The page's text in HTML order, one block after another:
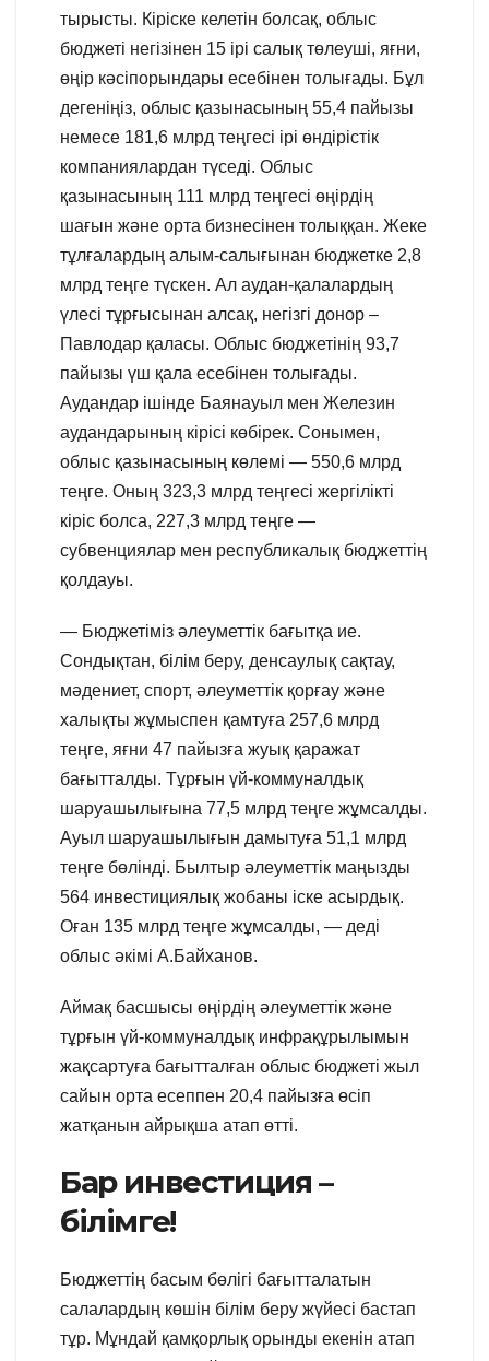
тырысты. Кіріске келетін болсақ, облыс
бюджеті негізінен 15 ірі салық төлеуші, яғни,
өңір кәсіпорындары есебінен толығады. Бұл
дегеніңіз, облыс қазынасының 55,4 пайызы
немесе 181,6 млрд теңгесі ірі өндірістік
компаниялардан түседі. Облыс
қазынасының 111 млрд теңгесі өңірдің
шағын және орта бизнесінен толыққан. Жеке
тұлғалардың алым-салығынан бюджетке 2,8
млрд теңге түскен. Ал аудан-қалалардың
үлесі тұрғысынан алсақ, негізгі донор –
Павлодар қаласы. Облыс бюджетінің 93,7
пайызы үш қала есебінен толығады.
Аудандар ішінде Баянауыл мен Железин
аудандарының кірісі көбірек. Сонымен,
облыс қазынасының көлемі — 550,6 млрд
теңге. Оның 323,3 млрд теңгесі жергілікті
кіріс болса, 227,3 млрд теңге —
субвенциялар мен республикалық бюджеттің
қолдауы.
— Бюджетіміз әлеуметтік бағытқа ие.
Сондықтан, білім беру, денсаулық сақтау,
мәдениет, спорт, әлеуметтік қорғау және
халықты жұмыспен қамтуға 257,6 млрд
теңге, яғни 47 пайызға жуық қаражат
бағытталды. Тұрғын үй-коммуналдық
шаруашылығына 77,5 млрд теңге жұмсалды.
Ауыл шаруашылығын дамытуға 51,1 млрд
теңге бөлінді. Былтыр әлеуметтік маңызды
564 инвестициялық жобаны іске асырдық.
Оған 135 млрд теңге жұмсалды, — деді
облыс әкімі А.Байханов.
Аймақ басшысы өңірдің әлеуметтік және
тұрғын үй-коммуналдық инфрақұрылымын
жақсартуға бағытталған облыс бюджеті жыл
сайын орта есеппен 20,4 пайызға өсіп
жатқанын айрықша атап өтті.
Бар инвестиция –
білімге!
Бюджеттің басым бөлігі бағытталатын
салалардың көшін білім беру жүйесі бастап
тұр. Мұндай қамқорлық орынды екенін атап